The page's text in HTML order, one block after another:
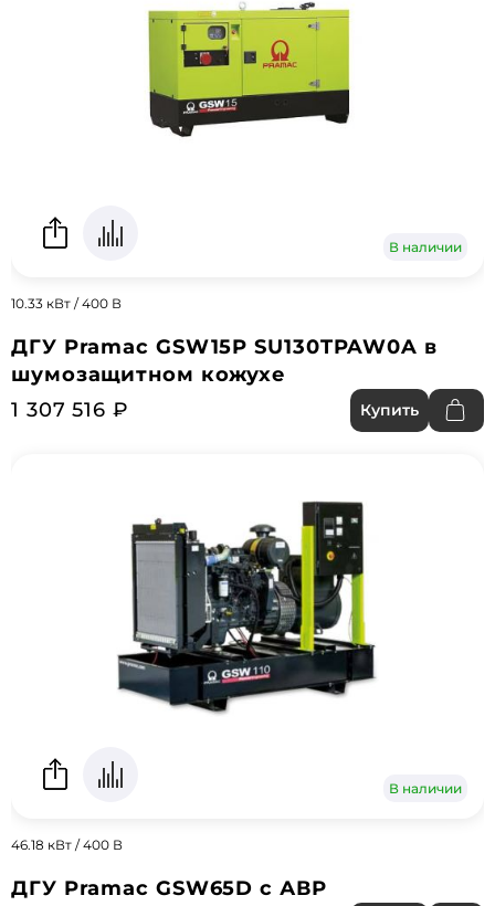
В наличии
10.33 кВт / 400 В
ДГУ Pramac GSW15P SU130TPAW0A в
шумозащитном кожухе
1 307 516 ₽
Купить
В наличии
46.18 кВт / 400 В
ДГУ Pramac GSW65D с АВР